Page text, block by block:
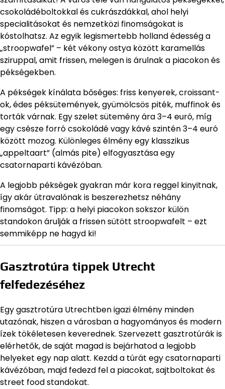
csokoládéboltokkal és cukrászdákkal, ahol helyi
specialitásokat és nemzetközi finomságokat is
kóstolhatsz. Az egyik legismertebb holland édesség a
„stroopwafel” – két vékony ostya között karamellás
sziruppal, amit frissen, melegen is árulnak a piacokon és
pékségekben.
A pékségek kínálata bőséges: friss kenyerek, croissant-
ok, édes péksütemények, gyümölcsös piték, muffinok és
torták várnak. Egy szelet sütemény ára 3–4 euró, míg
egy csésze forró csokoládé vagy kávé szintén 3–4 euró
között mozog. Különleges élmény egy klasszikus
„appeltaart” (almás pite) elfogyasztása egy
csatornaparti kávézóban.
A legjobb pékségek gyakran már kora reggel kinyitnak,
így akár útravalónak is beszerezhetsz néhány
finomságot. Tipp: a helyi piacokon sokszor külön
standokon árulják a frissen sütött stroopwafelt – ezt
semmiképp ne hagyd ki!
Gasztrotúra tippek Utrecht
felfedezéséhez
Egy gasztrotúra Utrechtben igazi élmény minden
utazónak, hiszen a városban a hagyományos és modern
ízek tökéletesen keverednek. Szervezett gasztrotúrák is
elérhetők, de saját magad is bejárhatod a legjobb
helyeket egy nap alatt. Kezdd a túrát egy csatornaparti
kávézóban, majd fedezd fel a piacokat, sajtboltokat és
street food standokat.